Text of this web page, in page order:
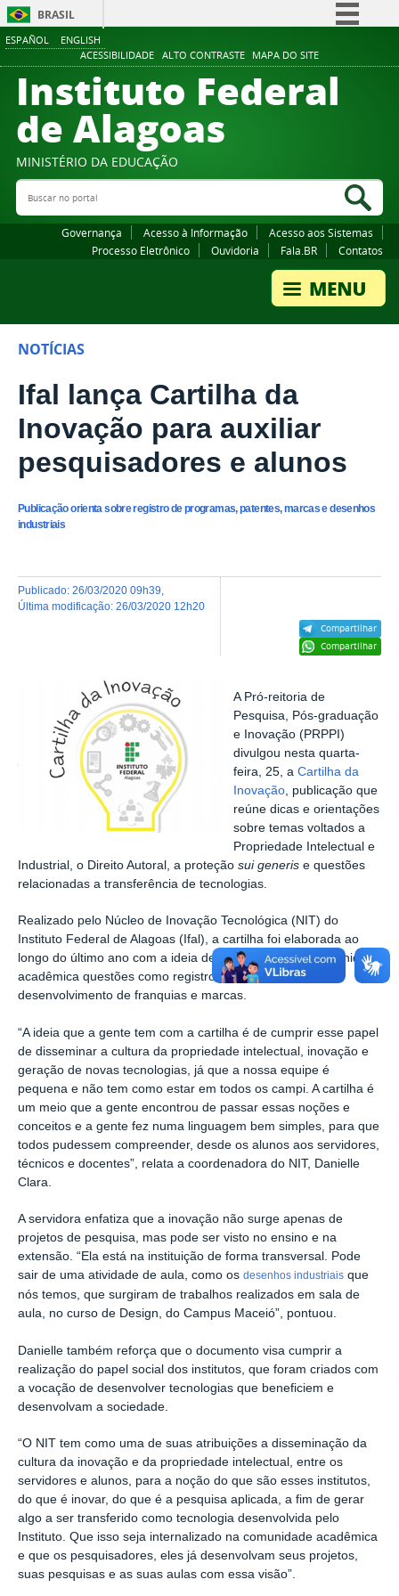
ESPAÑOL ENGLISH
ACESSIBILIDADE ALTO CONTRASTE MAPA DO SITE
BRASIL
Comunica BR
Participe
Canais
Instituto Federal
de Alagoas
MINISTÉRIO DA EDUCAÇÃO
Buscar no portal
Governança Acesso à Informação
Acesso aos Sistemas
Processo Eletrônico
Ouvidoria Fala.BR Contatos
NOTÍCIAS
Ifal lança Cartilha da
Inovação para auxiliar
pesquisadores e alunos
Publicação orienta sobre registro de programas, patentes, marcas e desenhos
industriais
Compartilhar
Compartilhar
publicado: 26/03/2020 09h39
última modificação: 26/03/2020 12h20
A Pró-reitoria de
Pesquisa, Pós-graduação
e Inovação (PRPPI)
divulgou nesta quarta-
feira, 25, aCartilha da
Inovação , publicação que
reúne dicas e orientações
sobre temas voltados a
Propriedade Intelectual e
Industrial, o Direito Autoral, a proteção sui generis e questões
relacionadas a transferência de tecnologias.
Realizado pelo Núcleo de Inovação Tecnológica (NIT) do
Instituto Federal de Alagoas (Ifal), a cartilha foi elaborada ao
longo do último ano com a ideia de tornar familiar a comunidade
acadêmica questões como registro de patentes,
desenvolvimento de franquias e marcas.
“A ideia que a gente tem com a cartilha é de cumprir esse papel
de disseminar a cultura da propriedade intelectual, inovação e
geração de novas tecnologias, já que a nossa equipe é
pequena e não tem como estar em todos os campi. A cartilha é
um meio que a gente encontrou de passar essas noções e
conceitos e a gente fez numa linguagem bem simples, para que
todos pudessem compreender, desde os alunos aos servidores,
técnicos e docentes”, relata a coordenadora do NIT, Danielle
Clara.
A servidora enfatiza que a inovação não surge apenas de
projetos de pesquisa, mas pode ser visto no ensino e na
extensão. “Ela está na instituição de forma transversal. Pode
sair de uma atividade de aula, como os desenhos industriais que
nós temos, que surgiram de trabalhos realizados em sala de
aula, no curso de Design, do Campus Maceió”, pontuou.
Danielle também reforça que o documento visa cumprir a
realização do papel social dos institutos, que foram criados com
a vocação de desenvolver tecnologias que beneficiem e
desenvolvam a sociedade.
“O NIT tem como uma de suas atribuições a disseminação da
cultura da inovação e da propriedade intelectual, entre os
servidores e alunos, para a noção do que são esses institutos,
do que é inovar, do que é a pesquisa aplicada, a fim de gerar
algo a ser transferido como tecnologia desenvolvida pelo
Instituto. Que isso seja internalizado na comunidade acadêmica
e que os pesquisadores, eles já desenvolvam seus projetos,
suas pesquisas e as suas aulas com essa visão”.